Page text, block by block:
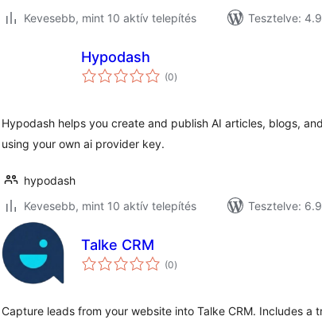
Kevesebb, mint 10 aktív telepítés
Tesztelve:
Hypodash
(0értékelés
összesen
)
Hypodash helps you create and publish AI articles, blogs,
using your own ai provider key.
hypodash
Kevesebb, mint 10 aktív telepítés
Tesztelve:
Talke CRM
(0értékelés
összesen
)
Capture leads from your website into Talke CRM. Includes a